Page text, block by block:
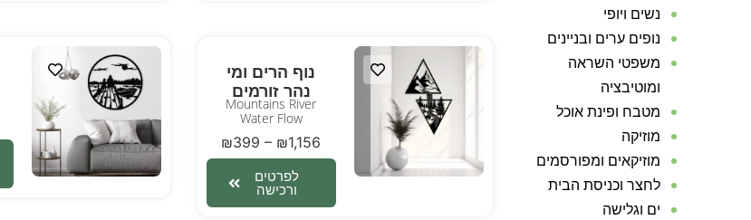
נשים ויופי
נופים ערים ובניינים
משפטי השראה
ומוטיבציה
מטבח ופינת אוכל
מוזיקה
מוזיקאים ומפורסמים
לחצר וכניסת הבית
ים וגלישה
נוף הרים ומי
נהר זורמים
Mountains River
Water Flow
₪399 – ₪1,156
לפרטים
ורכישה